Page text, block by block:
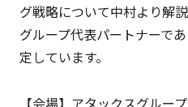
グ戦略について中村より解
グループ代表パートナーで
定しています。
【会場】アタックスグルー